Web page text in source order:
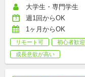
大学生・専門学生
週1回からOK
1ヶ月からOK
リモート可 初心者歓迎
成長意欲が高い